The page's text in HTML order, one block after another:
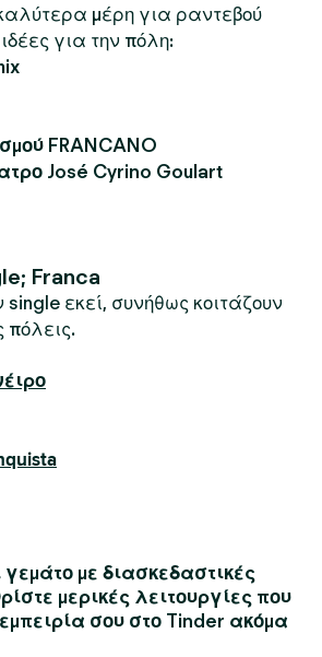
μέρη για ραντεβού
για την πόλη:
FRANCANO
José Cyrino Goulart
Franca
εκεί, συνήθως κοιτάζουν
πόλεις.
με διασκεδαστικές
μερικές λειτουργίες που
σου στο Tinder ακόμα